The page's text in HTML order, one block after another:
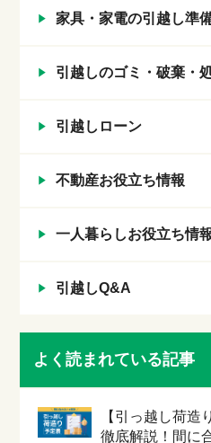
家具・家電の引越し準
引越しのゴミ・破棄・
引越しローン
不動産お役立ち情報
一人暮らしお役立ち情
引越しQ&A
よく読まれている記事
【引っ越し荷造
徹底解説！間に